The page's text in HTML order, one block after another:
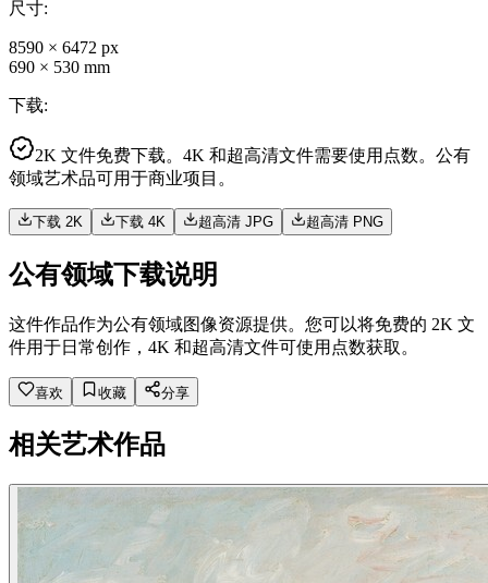
尺寸:
8590 × 6472 px
690 × 530 mm
下载:
2K 文件免费下载。4K 和超高清文件需要使用点数。公有
领域艺术品可用于商业项目。
下载 2K 下载 4K 超高清 JPG 超高清 PNG
公有领域下载说明
这件作品作为公有领域图像资源提供。您可以将免费的 2K 文
件用于日常创作，4K 和超高清文件可使用点数获取。
喜欢 收藏 分享
相关艺术作品